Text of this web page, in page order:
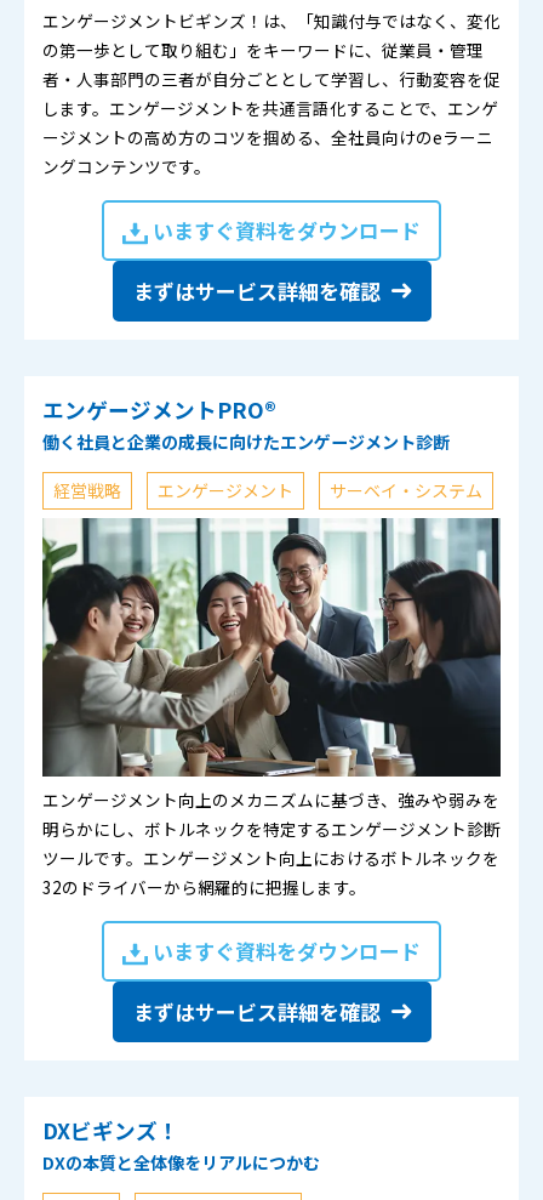
エンゲージメントビギンズ！は、「知識付与ではなく、変化
の第一歩として取り組む」をキーワードに、従業員・管理
者・人事部門の三者が自分ごととして学習し、行動変容を促
します。エンゲージメントを共通言語化することで、エンゲ
ージメントの高め方のコツを掴める、全社員向けのeラーニ
ングコンテンツです。
いますぐ資料をダウンロード
まずはサービス詳細を確認
エンゲージメントPRO®
働く社員と企業の成長に向けたエンゲージメント診断
経営戦略
エンゲージメント サーベイ・システム
エンゲージメント向上のメカニズムに基づき、強みや弱みを
明らかにし、ボトルネックを特定するエンゲージメント診断
ツールです。エンゲージメント向上におけるボトルネックを
32のドライバーから網羅的に把握します。
いますぐ資料をダウンロード
まずはサービス詳細を確認
DXビギンズ！
DXの本質と全体像をリアルにつかむ